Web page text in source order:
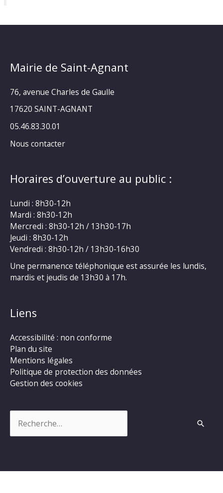
Mairie de Saint-Agnant
76, avenue Charles de Gaulle
17620 SAINT-AGNANT
05.46.83.30.01
Nous contacter
Horaires d’ouverture au public :
Lundi : 8h30-12h
Mardi : 8h30-12h
Mercredi : 8h30-12h / 13h30-17h
Jeudi : 8h30-12h
Vendredi : 8h30-12h / 13h30-16h30
Une permanence téléphonique est assurée les lundis,
mardis et jeudis de 13h30 à 17h.
Liens
Accessibilité : non conforme
Plan du site
Mentions légales
Politique de protection des données
Gestion des cookies